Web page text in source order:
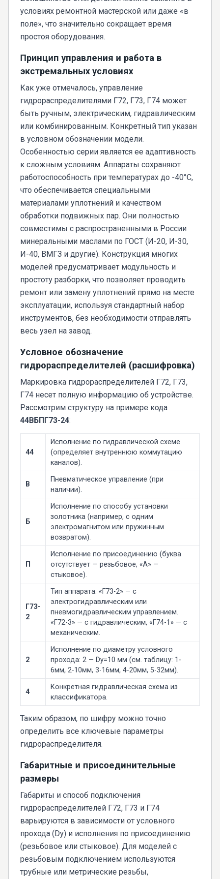
условиях ремонтной мастерской или даже «в
поле», что значительно сокращает время
простоя оборудования.
Принцип управления и работа в
экстремальных условиях
Как уже отмечалось, управление
гидрораспределителями Г72, Г73, Г74 может
быть ручным, электрическим, гидравлическим
или комбинированным. Конкретный тип указан
в условном обозначении модели.
Особенностью серии является ее адаптивность
к сложным условиям. Аппараты сохраняют
работоспособность при температурах до -40°C,
что обеспечивается специальными
материалами уплотнений и качеством
обработки подвижных пар. Они полностью
совместимы с распространенными в России
минеральными маслами по ГОСТ (И-20, И-30,
И-40, ВМГЗ и другие). Конструкция многих
моделей предусматривает модульность и
простоту разборки, что позволяет проводить
ремонт или замену уплотнений прямо на месте
эксплуатации, используя стандартный набор
инструментов, без необходимости отправлять
весь узел на завод.
Условное обозначение
гидрораспределителей (расшифровка)
Маркировка гидрораспределителей Г72, Г73,
Г74 несет полную информацию об устройстве.
Рассмотрим структуру на примере кода
44ВБПГ73-24:
44
Исполнение по гидравлической схеме
(определяет внутреннюю коммутацию
каналов).
В
Пневматическое управление (при
наличии).
Б
Исполнение по способу установки
золотника (например, с одним
электромагнитом или пружинным
возвратом).
П
Исполнение по присоединению (буква
отсутствует — резьбовое, «А» —
стыковое).
Г73-
2
Тип аппарата: «Г73-2» — с
электрогидравлическим или
пневмогидравлическим управлением.
«Г72-3» — с гидравлическим, «Г74-1» — с
механическим.
2
Исполнение по диаметру условного
прохода: 2 — Dy=10 мм (см. таблицу: 1-
6мм, 2-10мм, 3-16мм, 4-20мм, 5-32мм).
4
Конкретная гидравлическая схема из
классификатора.
Таким образом, по шифру можно точно
определить все ключевые параметры
гидрораспределителя.
Габаритные и присоединительные
размеры
Габариты и способ подключения
гидрораспределителей Г72, Г73 и Г74
варьируются в зависимости от условного
прохода (Dy) и исполнения по присоединению
(резьбовое или стыковое). Для моделей с
резьбовым подключением используются
трубные или метрические резьбы,